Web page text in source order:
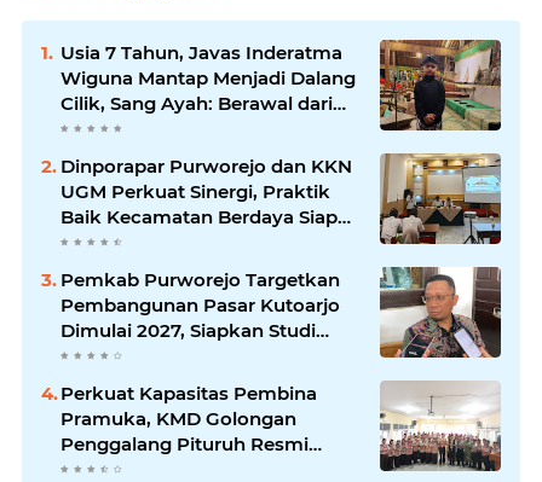
Usia 7 Tahun, Javas Inderatma
Wiguna Mantap Menjadi Dalang
Cilik, Sang Ayah: Berawal dari
Menonton Wayang di YouTube
Dinporapar Purworejo dan KKN
UGM Perkuat Sinergi, Praktik
Baik Kecamatan Berdaya Siap
Direplikasi
Pemkab Purworejo Targetkan
Pembangunan Pasar Kutoarjo
Dimulai 2027, Siapkan Studi
Kelayakan hingga DED
Perkuat Kapasitas Pembina
Pramuka, KMD Golongan
Penggalang Pituruh Resmi
Dimulai